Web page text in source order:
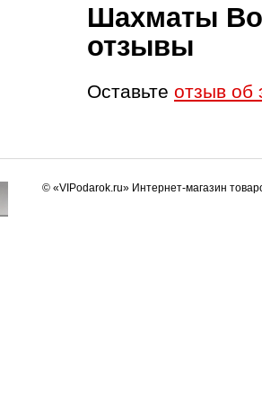
Шахматы
отзывы
Оставьте отзыв об
© «VIPodarok.ru» Интернет-магазин